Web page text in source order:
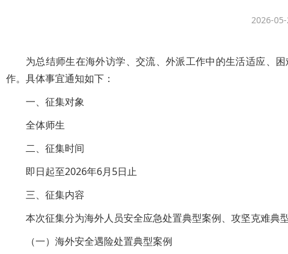
2026-
为总结师生在海外访学、交流、外派工作中的生活适应、
作。具体事宜通知如下：
一、征集对象
全体师生
二、征集时间
即日起至2026年6月5日止
三、征集内容
本次征集分为海外人员安全应急处置典型案例、攻坚克难典
（一）海外安全遇险处置典型案例